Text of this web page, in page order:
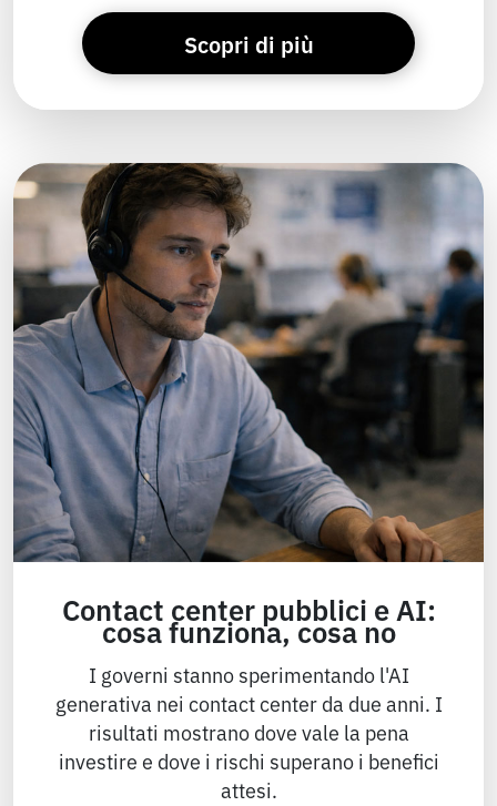
Scopri di più
Contact center pubblici e AI:
cosa funziona, cosa no
I governi stanno sperimentando l'AI
generativa nei contact center da due anni. I
risultati mostrano dove vale la pena
investire e dove i rischi superano i benefici
attesi.